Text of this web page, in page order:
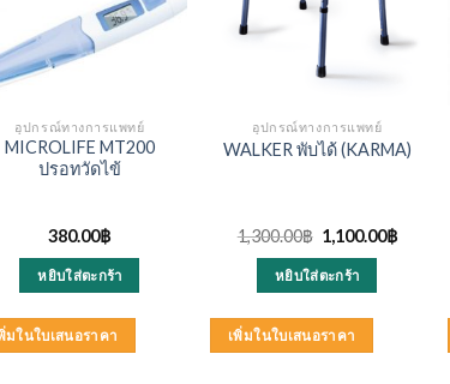
อุปกรณ์ทางการแพทย์
MICROLIFE MT200
ปรอทวัดไข้
380.00฿
หยิบใส่ตะกร้า
มในใบเสนอราคา
อุปกรณ์ทางการแพทย์
WALKER พับได้ (KARMA)
1,300.00฿ Original
price
was:
1,300.00฿.
1,100.00฿Current
หยิบใส่ตะกร้า
เพิ่มในใบเสนอราคา